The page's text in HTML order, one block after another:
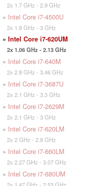
2x 1.7 GHz - 2.9 GHz
» Intel Core i7-4500U
2x 1.8 GHz - 3 GHz
» Intel Core i7-620UM
2x 1.06 GHz - 2.13 GHz
» Intel Core i7-640M
2x 2.8 GHz - 3.46 GHz
» Intel Core i7-3687U
2x 2.1 GHz - 3.3 GHz
» Intel Core i7-2629M
2x 2.1 GHz - 3 GHz
» Intel Core i7-620LM
2x 2 GHz - 2.8 GHz
» Intel Core i7-660LM
2x 2.27 GHz - 3.07 GHz
» Intel Core i7-680UM